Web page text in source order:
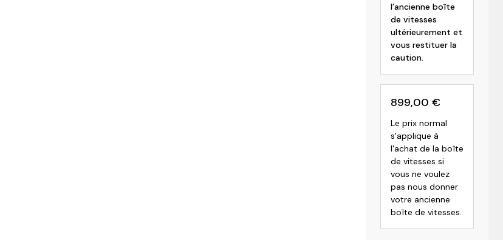
l’ancienne boîte
de vitesses
ultérieurement et
vous restituer la
caution.
899,00 €
Le prix normal
s'applique à
l'achat de la boîte
de vitesses si
vous ne voulez
pas nous donner
votre ancienne
boîte de vitesses.